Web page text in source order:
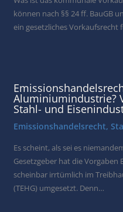
können nach §§ 24 ff. BauGB
ein gesetzliches
Aluminiumindustrie?
Stahl- und
Emissionshandelsrecht,
Es scheint, als sei es
Gesetzgeber hat die Vorgaben
scheinbar irrtümlich im
(TEHG) umgesetzt. Denn…